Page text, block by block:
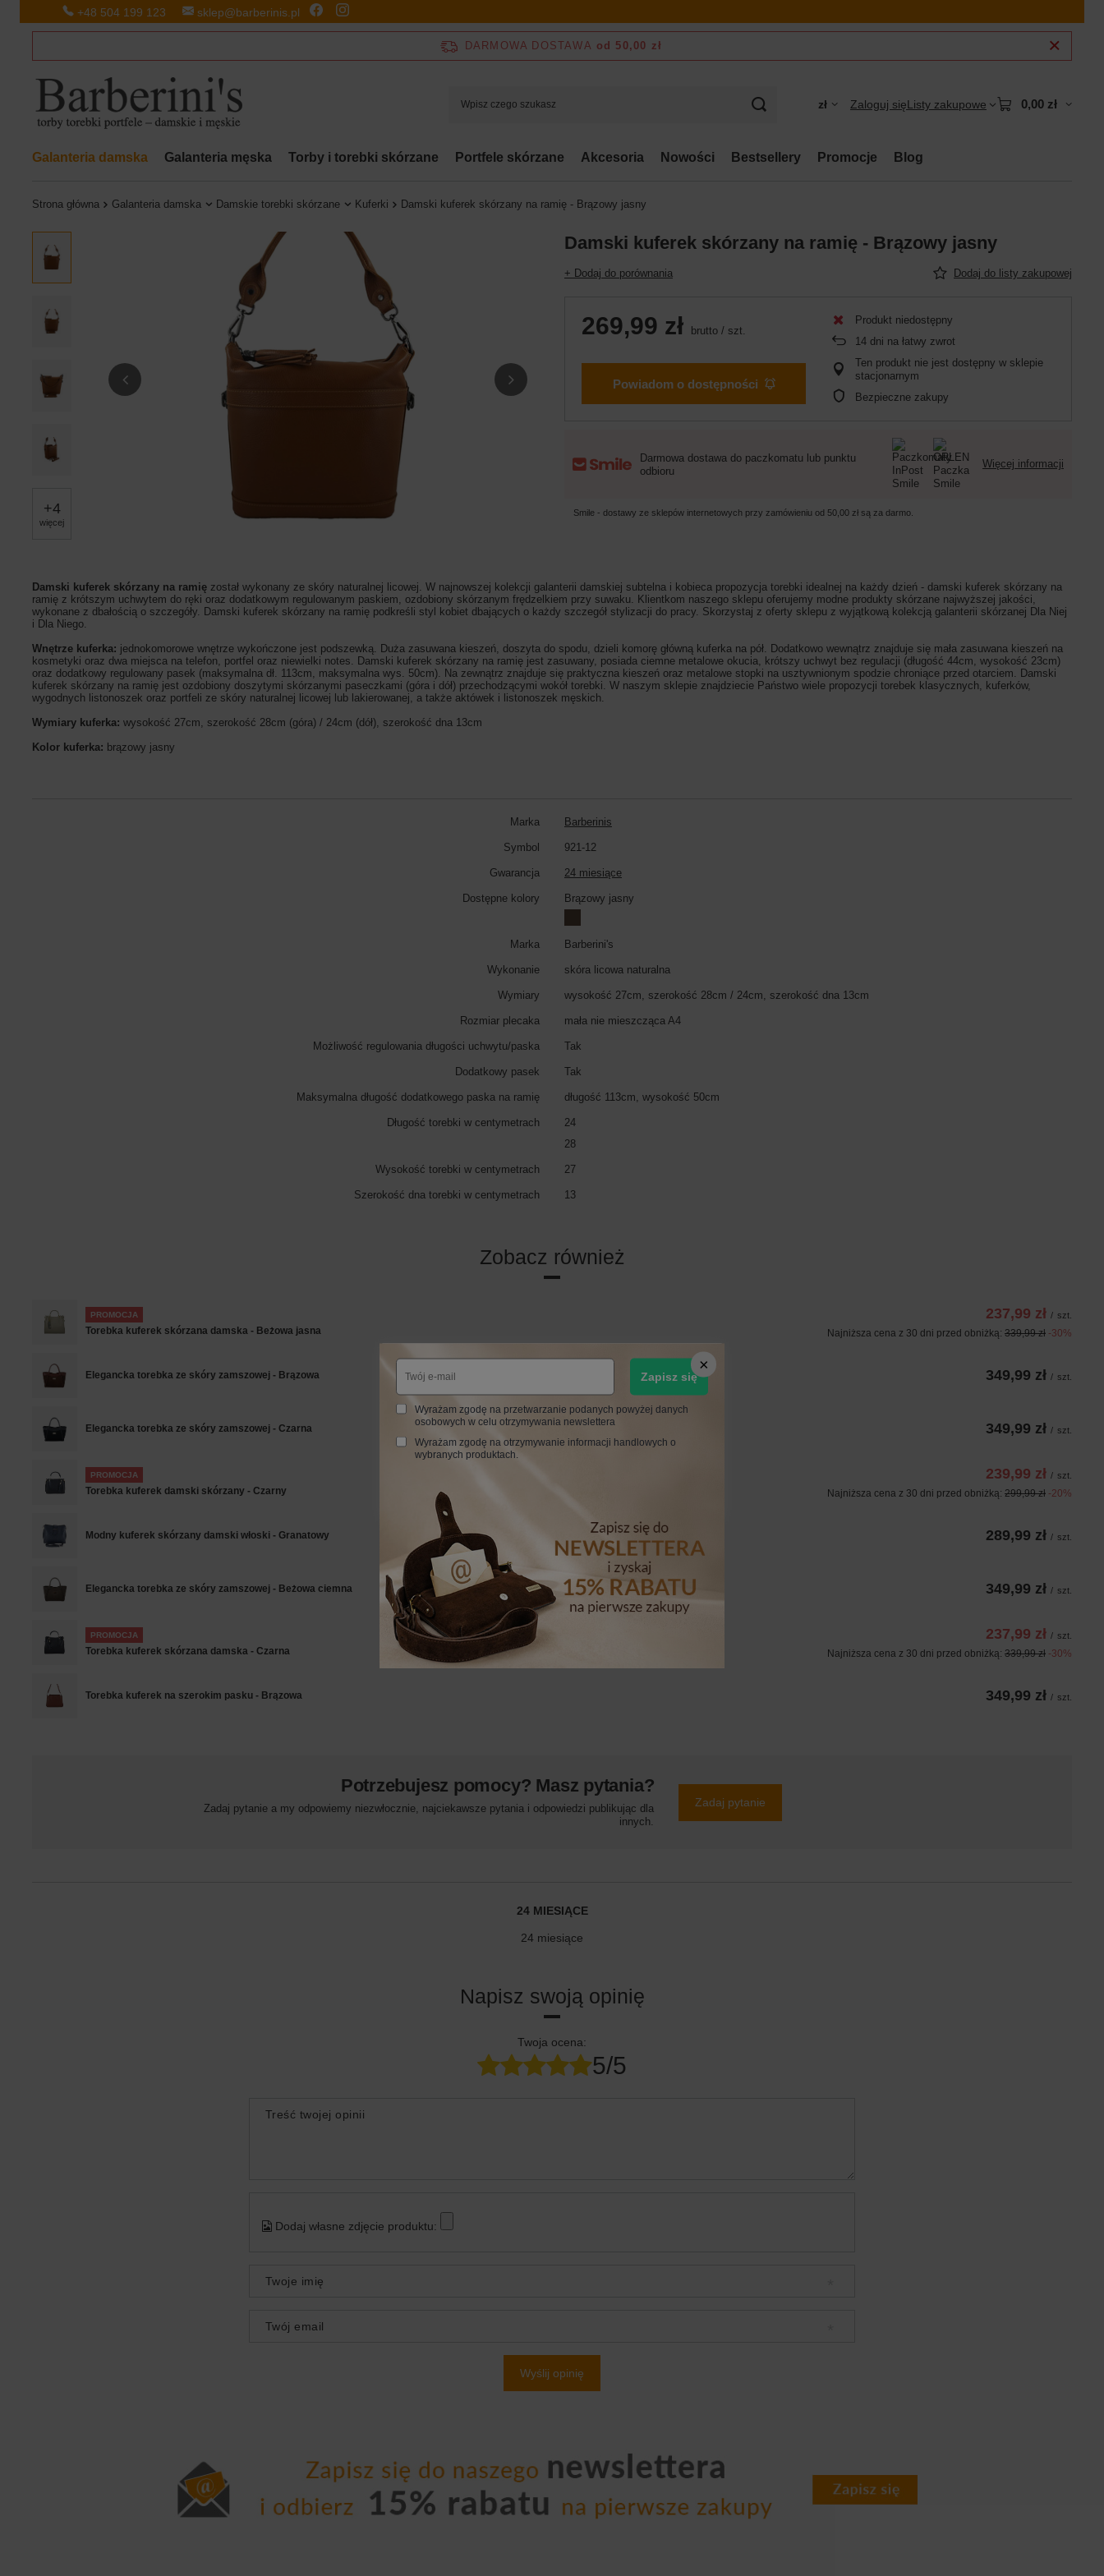
+48 504 199 123 sklep@barberinis.pl
DARMOWA DOSTAWA od 50,00 zł
zł Zaloguj sięListy zakupowe 0,00 zł
Galanteria damska Galanteria męska Torby i torebki skórzane Portfele skórzane Akcesoria Nowości Bestsellery Promocje Blog
Strona główna Galanteria damska Damskie torebki skórzane Kuferki Damski kuferek skórzany na ramię - Brązowy jasny
+4
więcej
Damski kuferek skórzany na ramię - Brązowy jasny
+ Dodaj do porównania Dodaj do listy zakupowej
269,99 zł brutto / szt.
Powiadom o dostępności
Produkt niedostępny
14 dni na łatwy zwrot
Ten produkt nie jest dostępny w sklepie
stacjonarnym
Bezpieczne zakupy
Darmowa dostawa do paczkomatu lub punktu
odbioru
Więcej informacji
Smile - dostawy ze sklepów internetowych przy zamówieniu od 50,00 zł są za darmo.
Damski kuferek skórzany na ramię został wykonany ze skóry naturalnej licowej. W najnowszej kolekcji galanterii damskiej subtelna i kobieca propozycja torebki idealnej na każdy dzień - damski kuferek skórzany na
ramię z krótszym uchwytem do ręki oraz dodatkowym regulowanym paskiem, ozdobiony skórzanym frędzelkiem przy suwaku. Klientkom naszego sklepu oferujemy modne produkty skórzane najwyższej jakości,
wykonane z dbałością o szczegóły. Damski kuferek skórzany na ramię podkreśli styl kobiet dbających o każdy szczegół stylizacji do pracy. Skorzystaj z oferty sklepu z wyjątkową kolekcją galanterii skórzanej Dla Niej
i Dla Niego.
Wnętrze kuferka: jednokomorowe wnętrze wykończone jest podszewką. Duża zasuwana kieszeń, doszyta do spodu, dzieli komorę główną kuferka na pół. Dodatkowo wewnątrz znajduje się mała zasuwana kieszeń na
kosmetyki oraz dwa miejsca na telefon, portfel oraz niewielki notes. Damski kuferek skórzany na ramię jest zasuwany, posiada ciemne metalowe okucia, krótszy uchwyt bez regulacji (długość 44cm, wysokość 23cm)
oraz dodatkowy regulowany pasek (maksymalna dł. 113cm, maksymalna wys. 50cm). Na zewnątrz znajduje się praktyczna kieszeń oraz metalowe stopki na usztywnionym spodzie chroniące przed otarciem. Damski
kuferek skórzany na ramię jest ozdobiony doszytymi skórzanymi paseczkami (góra i dół) przechodzącymi wokół torebki. W naszym sklepie znajdziecie Państwo wiele propozycji torebek klasycznych, kuferków,
wygodnych listonoszek oraz portfeli ze skóry naturalnej licowej lub lakierowanej, a także aktówek i listonoszek męskich.
Wymiary kuferka: wysokość 27cm, szerokość 28cm (góra) / 24cm (dół), szerokość dna 13cm
Kolor kuferka: brązowy jasny
Marka Barberinis
Symbol 921-12
Gwarancja 24 miesiące
Dostępne kolory Brązowy jasny
Marka Barberini's
Wykonanie skóra licowa naturalna
Wymiary wysokość 27cm, szerokość 28cm / 24cm, szerokość dna 13cm
Rozmiar plecaka mała nie mieszcząca A4
Możliwość regulowania długości uchwytu/paska Tak
Dodatkowy pasek Tak
Maksymalna długość dodatkowego paska na ramię długość 113cm, wysokość 50cm
Długość torebki w centymetrach
24
28
Wysokość torebki w centymetrach 27
Szerokość dna torebki w centymetrach 13
Zobacz również
PROMOCJA
Torebka kuferek skórzana damska - Beżowa jasna
237,99 zł / szt.
Najniższa cena z 30 dni przed obniżką: 339,99 zł -30%
Elegancka torebka ze skóry zamszowej - Brązowa 349,99 zł / szt.
Elegancka torebka ze skóry zamszowej - Czarna 349,99 zł / szt.
PROMOCJA
Torebka kuferek damski skórzany - Czarny
239,99 zł / szt.
Najniższa cena z 30 dni przed obniżką: 299,99 zł -20%
Modny kuferek skórzany damski włoski - Granatowy 289,99 zł / szt.
Elegancka torebka ze skóry zamszowej - Beżowa ciemna 349,99 zł / szt.
PROMOCJA
Torebka kuferek skórzana damska - Czarna
237,99 zł / szt.
Najniższa cena z 30 dni przed obniżką: 339,99 zł -30%
Torebka kuferek na szerokim pasku - Brązowa 349,99 zł / szt.
Potrzebujesz pomocy? Masz pytania?
Zadaj pytanie a my odpowiemy niezwłocznie, najciekawsze pytania i odpowiedzi publikując dla
innych.
Zadaj pytanie
24 MIESIĄCE
24 miesiące
Napisz swoją opinię
Twoja ocena:
5/5
Treść twojej opinii
Dodaj własne zdjęcie produktu:
Twoje imię
Twój email
Wyślij opinię
Zapisz się
Wyrażam zgodę na przetwarzanie podanych powyżej danych
osobowych w celu otrzymywania newslettera
Wyrażam zgodę na otrzymywanie informacji handlowych o
wybranych produktach.